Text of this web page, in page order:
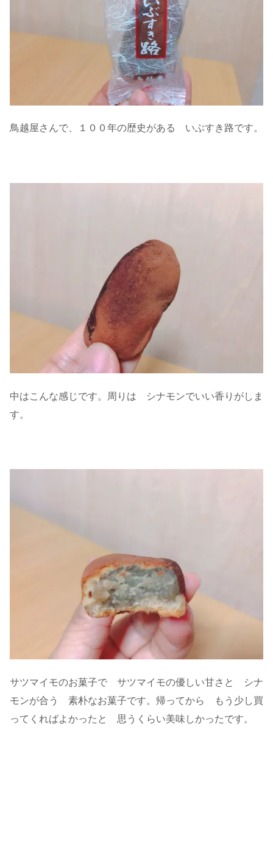
鳥越屋さんで、１００年の歴史がある いぶすき路です。
中はこんな感じです。周りは シナモンでいい香りがしま
す。
サツマイモのお菓子で サツマイモの優しい甘さと シナ
モンが合う 素朴なお菓子です。帰ってから もう少し買
ってくればよかったと 思うくらい美味しかったです。